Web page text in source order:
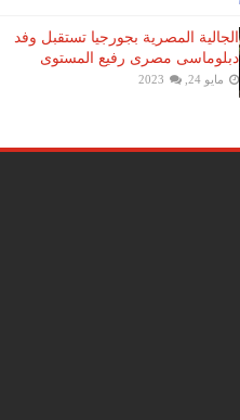
الجالية المصرية بجورجيا تستقبل وفد
دبلوماسى مصرى رفيع المستوى
مايو 24, 2023